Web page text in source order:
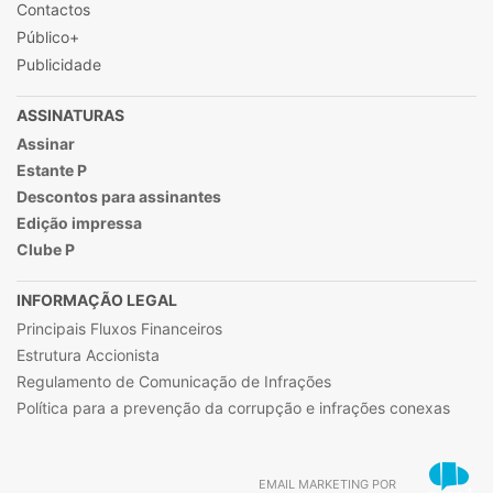
Contactos
Público+
Publicidade
ASSINATURAS
Assinar
Estante P
Descontos para assinantes
Edição impressa
Clube P
INFORMAÇÃO LEGAL
Principais Fluxos Financeiros
Estrutura Accionista
Regulamento de Comunicação de Infrações
Política para a prevenção da corrupção e infrações conexas
EMAIL MARKETING POR